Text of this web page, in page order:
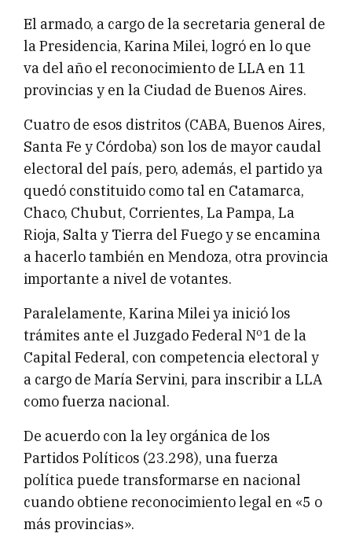
El armado, a cargo de la secretaria general de
la Presidencia, Karina Milei, logró en lo que
va del año el reconocimiento de LLA en 11
provincias y en la Ciudad de Buenos Aires.
Cuatro de esos distritos (CABA, Buenos Aires,
Santa Fe y Córdoba) son los de mayor caudal
electoral del país, pero, además, el partido ya
quedó constituido como tal en Catamarca,
Chaco, Chubut, Corrientes, La Pampa, La
Rioja, Salta y Tierra del Fuego y se encamina
a hacerlo también en Mendoza, otra provincia
importante a nivel de votantes.
Paralelamente, Karina Milei ya inició los
trámites ante el Juzgado Federal Nº1 de la
Capital Federal, con competencia electoral y
a cargo de María Servini, para inscribir a LLA
como fuerza nacional.
De acuerdo con la ley orgánica de los
Partidos Políticos (23.298), una fuerza
política puede transformarse en nacional
cuando obtiene reconocimiento legal en «5 o
más provincias».